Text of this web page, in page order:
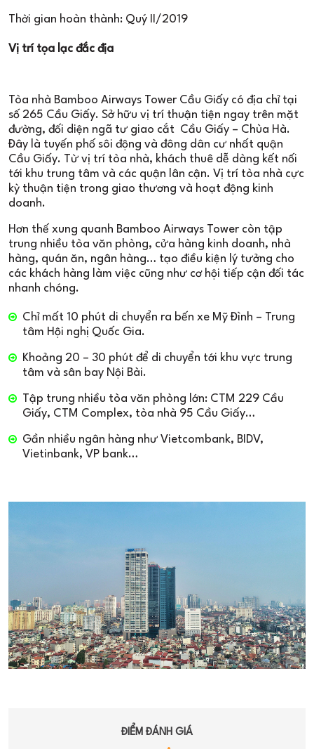
Thời gian hoàn thành: Quý II/2019
Vị trí tọa lạc đắc địa
Tòa nhà Bamboo Airways Tower Cầu Giấy có địa chỉ tại
số 265 Cầu Giấy. Sở hữu vị trí thuận tiện ngay trên mặt
đường, đối diện ngã tư giao cắt Cầu Giấy – Chùa Hà.
Đây là tuyến phố sôi động và đông dân cư nhất quận
Cầu Giấy. Từ vị trí tòa nhà, khách thuê dễ dàng kết nối
tới khu trung tâm và các quận lân cận. Vị trí tòa nhà cực
kỳ thuận tiện trong giao thương và hoạt động kinh
doanh.
Hơn thế xung quanh Bamboo Airways Tower còn tập
trung nhiều tòa văn phòng, cửa hàng kinh doanh, nhà
hàng, quán ăn, ngân hàng… tạo điều kiện lý tưởng cho
các khách hàng làm việc cũng như cơ hội tiếp cận đối tác
nhanh chóng.
Chỉ mất 10 phút di chuyển ra bến xe Mỹ Đình – Trung
tâm Hội nghị Quốc Gia.
Khoảng 20 – 30 phút để di chuyển tới khu vực trung
tâm và sân bay Nội Bài.
Tập trung nhiều tòa văn phòng lớn: CTM 229 Cầu
Giấy, CTM Complex, tòa nhà 95 Cầu Giấy…
Gần nhiều ngân hàng như Vietcombank, BIDV,
Vietinbank, VP bank…
ĐIỂM ĐÁNH GIÁ